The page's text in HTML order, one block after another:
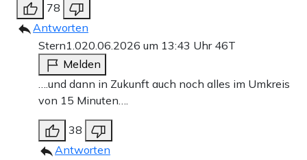
78
Antworten
Stern1.020.06.2026 um 13:43 Uhr 46T
Melden
….und dann in Zukunft auch noch alles im Umkreis
von 15 Minuten….
38
Antworten